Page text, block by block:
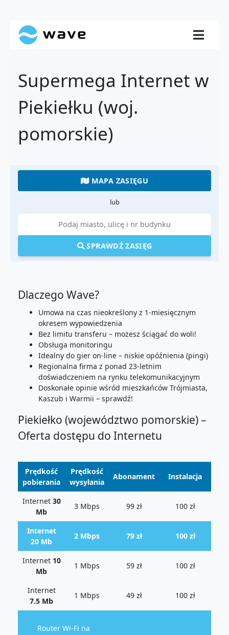
Supermega Internet w
Piekiełku (woj.
pomorskie)
MAPA ZASIĘGU
lub
SPRAWDŹ ZASIĘG
Dlaczego Wave?
Umowa na czas nieokreślony z 1-miesięcznym
okresem wypowiedzenia
Bez limitu transferu – możesz ściągać do woli!
Obsługa monitoringu
Idealny do gier on-line – niskie opóźnienia (pingi)
Regionalna firma z ponad 23-letnim
doświadczeniem na rynku telekomunikacyjnym
Doskonałe opinie wśród mieszkańców Trójmiasta,
Kaszub i Warmii – sprawdź!
Piekiełko (województwo pomorskie) –
Oferta dostępu do Internetu
Prędkość
pobierania
Prędkość
wysyłania
Abonament Instalacja
Internet 30
Mb
3 Mbps 99 zł 100 zł
Internet
20 Mb
2 Mbps 79 zł 100 zł
Internet 10
Mb
1 Mbps 59 zł 100 zł
Internet
7.5 Mb
1 Mbps 49 zł 100 zł
Router Wi-Fi na